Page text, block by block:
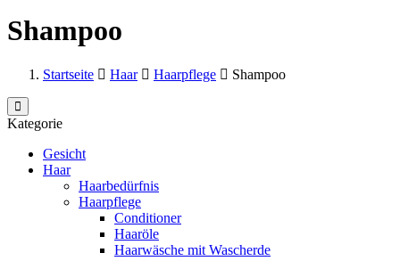
Shampoo
Startseite Haar Haarpflege Shampoo
Kategorie
Gesicht
Haar
Haarbedürfnis
Haarpflege
Conditioner
Haaröle
Haarwäsche mit Wascherde